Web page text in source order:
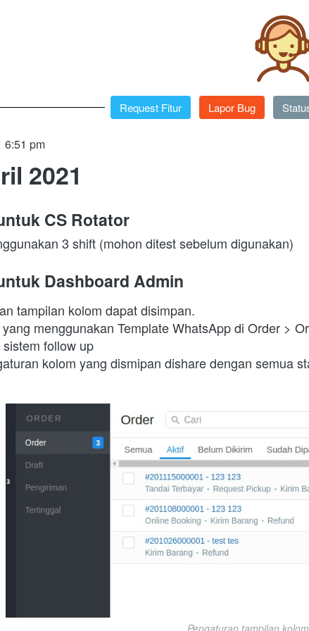
`Request Fitur `Lapor Bug `
6:51 pm
2021
CS Rotator
3 shift (mohon ditest sebelum digunakan)
Dashboard Admin
tampilan kolom dapat disimpan.
menggunakan Template WhatsApp di Order >
sistem follow up
kolom yang dismipan dishare dengan semua
Pengaturan tampilan